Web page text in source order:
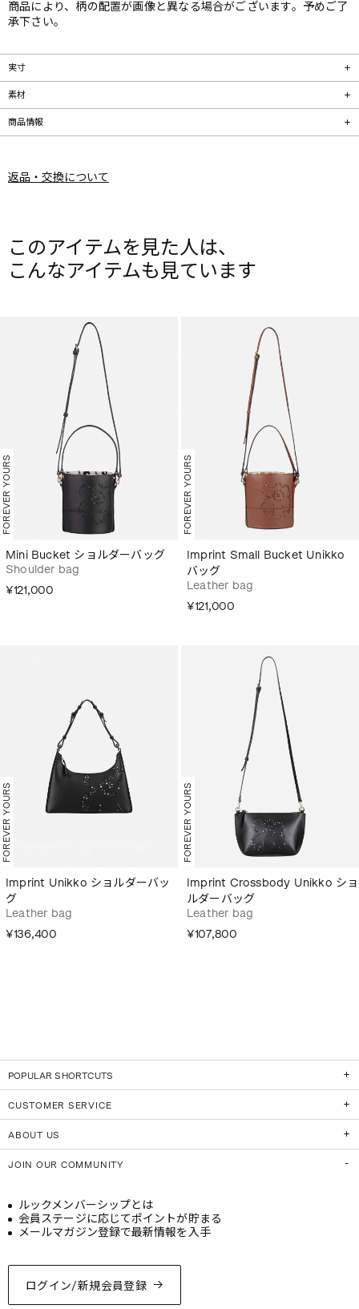
商品により、柄の配置が画像と異なる場合がございます。予めご了
承下さい。
実寸
素材
商品情報
返品・交換について
このアイテムを見た人は、
こんなアイテムも見ています
FOREVER YOURS
Mini Bucket ショルダーバッグ
Shoulder bag
¥121,000
FOREVER YOURS
Imprint Small Bucket Unikko
バッグ
Leather bag
¥121,000
FOREVER YOURS
Imprint Unikko ショルダーバッ
グ
Leather bag
¥136,400
FOREVER YOURS
Imprint Crossbody Unikko ショ
ルダーバッグ
Leather bag
¥107,800
POPULAR SHORTCUTS
CUSTOMER SERVICE
ABOUT US
JOIN OUR COMMUNITY
ログイン/新規会員登録
ルックメンバーシップとは
会員ステージに応じてポイントが貯まる
メールマガジン登録で最新情報を入手